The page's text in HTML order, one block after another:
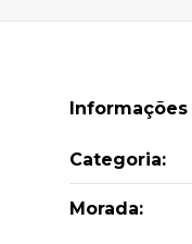
Informações
Categoria:
Morada: